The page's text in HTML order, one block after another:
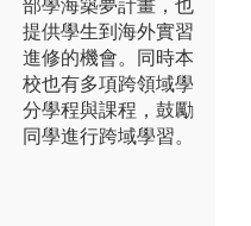
部學海築夢計畫，也
提供學生到海外實習
進修的機會。同時本
校也有多項跨領域學
分學程與課程，鼓勵
同學進行跨域學習。